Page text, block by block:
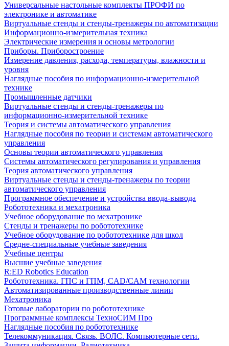
Универсальные настольные комплекты ПРОФИ по
электронике и автоматике
Виртуальные стенды и стенды-тренажеры по автоматизации
Информационно-измерительная техника
Электрические измерения и основы метрологии
Приборы. Приборостроение
Измерение давления, расхода, температуры, влажности и
уровня
Наглядные пособия по информационно-измерительной
технике
Промышленные датчики
Виртуальные стенды и стенды-тренажеры по
информационно-измерительной технике
Теория и системы автоматического управления
Наглядные пособия по теории и системам автоматического
управления
Основы теории автоматического управления
Системы автоматического регулирования и управления
Теория автоматического управления
Виртуальные стенды и стенды-тренажеры по теории
автоматического управления
Программное обеспечение и устройства ввода-вывода
Робототехника и мехатроника
Учебное оборудование по мехатронике
Стенды и тренажеры по робототехнике
Учебное оборудование по робототехнике для школ
Средне-специальные учебные заведения
Учебные центры
Высшие учебные заведения
R:ED Robotics Education
Робототехника. ГПС и ГПМ, CAD/CAM технологии
Автоматизированные производственные линии
Мехатроника
Готовые лаборатории по робототехнике
Программные комплексы ТехноСИМ Про
Наглядные пособия по робототехнике
Телекоммуникация. Связь. ВОЛС. Компьютерные сети.